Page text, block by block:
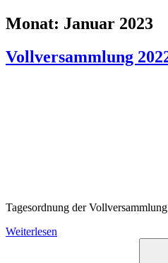
Monat: Januar 2023
Vollversammlung
Tagesordnung der
Weiterlesen